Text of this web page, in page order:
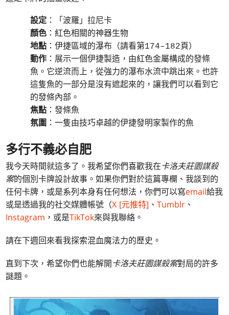
設定 ：「波羅」拉尼卡
顏色 ：紅色相關的神器生物
地點 ：伊捷區域的瀑布（請看第174–182頁）
動作 ：展示一個伊捷製造，由紅色金屬構成的發條
魚。它逆流而上，從強力的瀑布水流中跳出來。也許
這隻魚的一部分是沒有遮起來的，讓我們可以看到它
的發條內部。
焦點 ：發條魚
氛圍 ：一隻由技巧卓越的伊捷發明家製作的魚
多行不義必自肥
我今天時間就這多了。我希望你們喜歡我在卡洛夫莊園謀殺
案的個別卡牌設計故事。如果你們對於這篇專欄、我談到的
任何卡牌，或是系列本身有任何想法，你們可以寫email給我
或是透過我的社交媒體帳號（X [元推特] 、Tumblr 、
Instagram ，或是TikTok來與我聯絡。
請在下週回來看我探索混血魔法力的歷史。
直到下次，希望你們也能解開卡洛夫莊園謀殺案對局的許多
謎題。